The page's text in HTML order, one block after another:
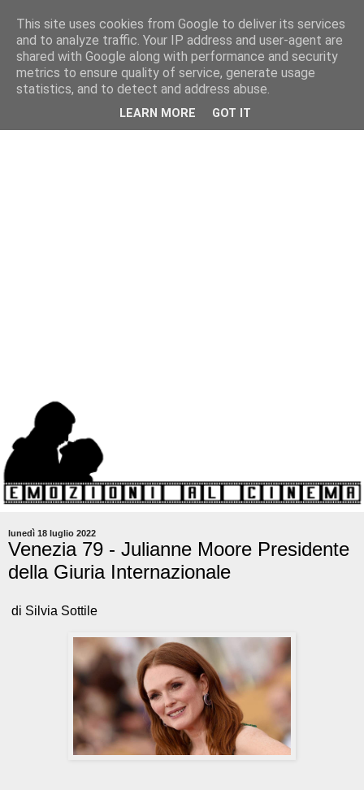
lunedì 18 luglio 2022
Venezia 79 - Julianne Moore Presidente
della Giuria Internazionale
di Silvia Sottile
This site uses cookies from Google to deliver its services
and to analyze traffic. Your IP address and user-agent are
shared with Google along with performance and security
metrics to ensure quality of service, generate usage
statistics, and to detect and address abuse.
LEARN MORE GOT IT